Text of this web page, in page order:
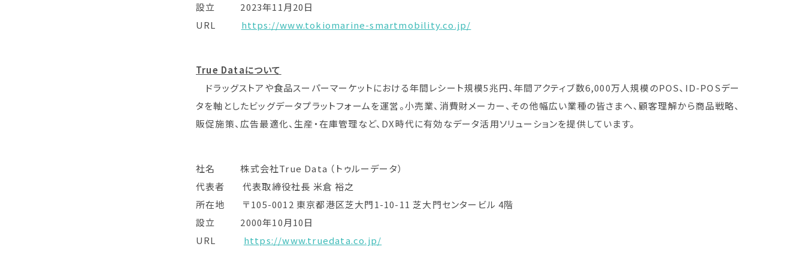
設立 2023年11月20日
URL https://www.tokiomarine-smartmobility.co.jp/
True Dataについて
ドラッグストアや食品スーパーマーケットにおける年間レシート規模5兆円、年間アクティブ数6,000万人規模のPOS、ID-POSデー
タを軸としたビッグデータプラットフォームを運営。小売業、消費財メーカー、その他幅広い業種の皆さまへ、顧客理解から商品戦略、
販促施策、広告最適化、生産・在庫管理など、DX時代に有効なデータ活用ソリューションを提供しています。
社名 株式会社True Data （トゥルーデータ）
代表者 代表取締役社長 米倉 裕之
所在地 〒105-0012 東京都港区芝大門1-10-11 芝大門センタービル 4階
設立 2000年10月10日
URL https://www.truedata.co.jp/